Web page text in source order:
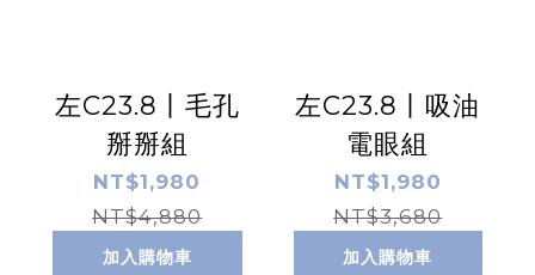
左C23.8丨毛孔
掰掰組
NT$1,980
NT$4,880
加入購物車
左C23.8丨吸油
電眼組
NT$1,980
NT$3,680
加入購物車